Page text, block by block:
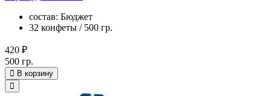
состав: Бюджет
32 конфеты / 500 гр.
420 ₽
500 гр.
В корзину